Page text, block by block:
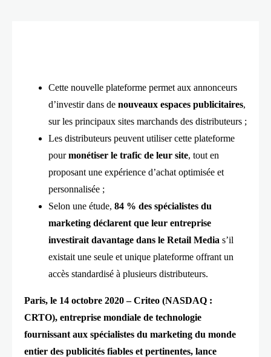
Cette nouvelle plateforme permet aux annonceurs
d’investir dans de nouveaux espaces publicitaires,
sur les principaux sites marchands des distributeurs ;
Les distributeurs peuvent utiliser cette plateforme
pourmonétiser le trafic de leur site, tout en
proposant une expérience d’achat optimisée et
personnalisée ;
Selon une étude, 84 % des spécialistes du
marketing déclarent que leur entreprise
investirait davantage dans le Retail Media s’il
existait une seule et unique plateforme offrant un
accès standardisé à plusieurs distributeurs.
Paris, le 14 octobre 2020 –Criteo (NASDAQ :
CRTO), entreprise mondiale de technologie
fournissant aux spécialistes du marketing du monde
entier des publicités fiables et pertinentes, lance